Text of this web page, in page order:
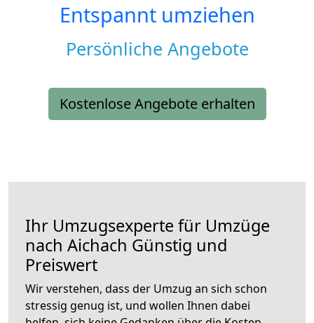
Entspannt umziehen
Persönliche Angebote
Kostenlose Angebote erhalten
Ihr Umzugsexperte für Umzüge
nach Aichach Günstig und
Preiswert
Wir verstehen, dass der Umzug an sich schon
stressig genug ist, und wollen Ihnen dabei